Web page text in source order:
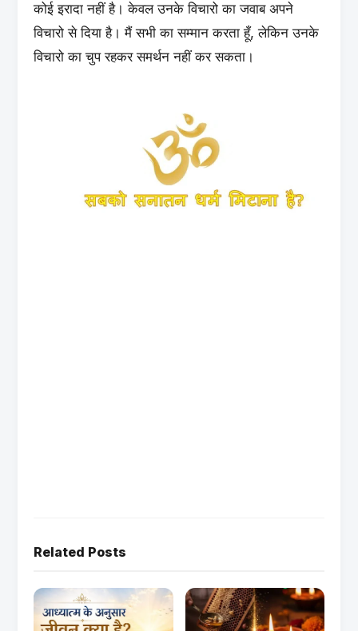
कोई इरादा नहीं है। केवल उनके विचारो का जवाब अपने
विचारो से दिया है। मैं सभी का सम्मान करता हूँ, लेकिन उनके
विचारो का चुप रहकर समर्थन नहीं कर सकता।
Related Posts